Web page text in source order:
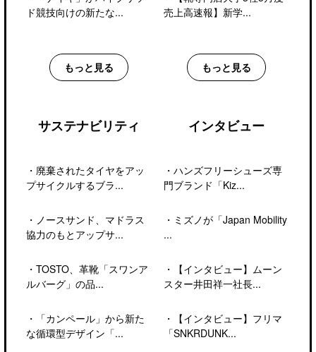
ド競技向けの新たな...
もっと見る
売上高速報】新学...
もっと見る
サステナビリティ
・ 廃棄されたタイヤをアッ
プサイクルするブラ...
・ ノースサンド、マドラス
協力のもとアップサ...
・ TOSTO、革靴「スワンア
ルバーグ」の品...
・
「カンペール」から新た
な循環型デザイン「...
インタビュー
・ ハンズフリーシューズ専
門ブランド「Kiz...
・ ミズノが「Japan Mobility
...
・
【インタビュー】ムーン
スター井田祥一社長...
・
【インタビュー】フリマ
「SNKRDUNK...